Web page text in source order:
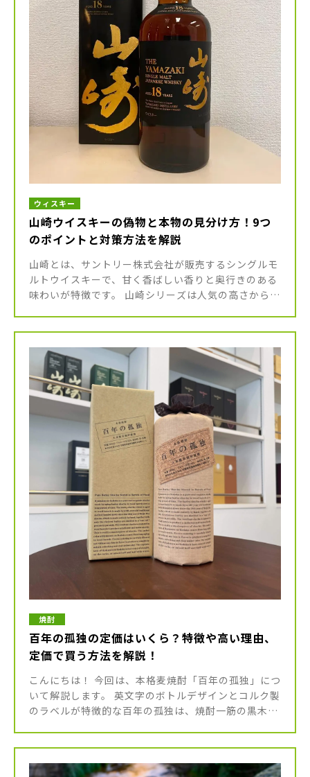
ウィスキー
山崎ウイスキーの偽物と本物の見分け方！9つ
のポイントと対策方法を解説
山崎とは、サントリー株式会社が販売するシングルモ
ルトウイスキーで、甘く香ばしい香りと奥行きのある
味わいが特徴です。 山崎シリーズは人気の高さから、
焼酎
百年の孤独の定価はいくら？特徴や高い理由、
定価で買う方法を解説！
こんにちは！ 今回は、本格麦焼酎「百年の孤独」につ
いて解説します。 英文字のボトルデザインとコルク製
のラベルが特徴的な百年の孤独は、焼酎一筋の黒木本